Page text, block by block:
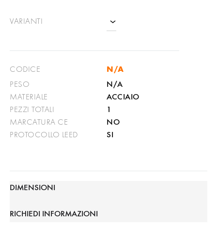
VARIANTI
CODICE N/A
PESO N/A
MATERIALE ACCIAIO
PEZZI TOTALI 1
MARCATURA CE NO
PROTOCOLLO LEED SI
DIMENSIONI
RICHIEDI INFORMAZIONI